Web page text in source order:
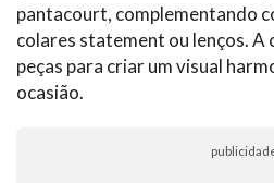
pantacourt, complementando
colares statement ou lenços. A
peças para criar um visual
ocasião.